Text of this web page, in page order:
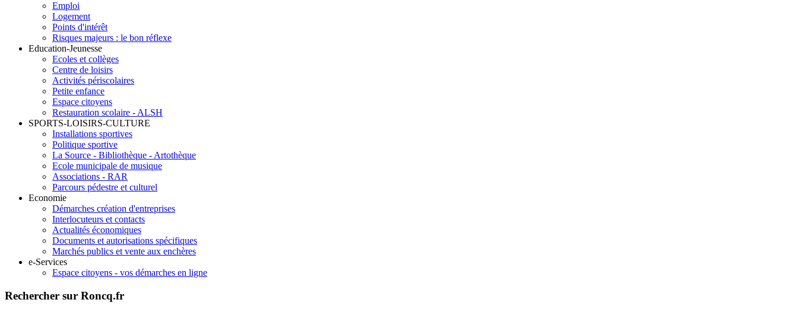
Emploi
Logement
Points d'intérêt
Risques majeurs : le bon réflexe
Education-Jeunesse
Ecoles et collèges
Centre de loisirs
Activités périscolaires
Petite enfance
Espace citoyens
Restauration scolaire - ALSH
SPORTS-LOISIRS-CULTURE
Installations sportives
Politique sportive
La Source - Bibliothèque - Artothèque
Ecole municipale de musique
Associations - RAR
Parcours pédestre et culturel
Economie
Démarches création d'entreprises
Interlocuteurs et contacts
Actualités économiques
Documents et autorisations spécifiques
Marchés publics et vente aux enchères
e-Services
Espace citoyens - vos démarches en ligne
Rechercher sur Roncq.fr